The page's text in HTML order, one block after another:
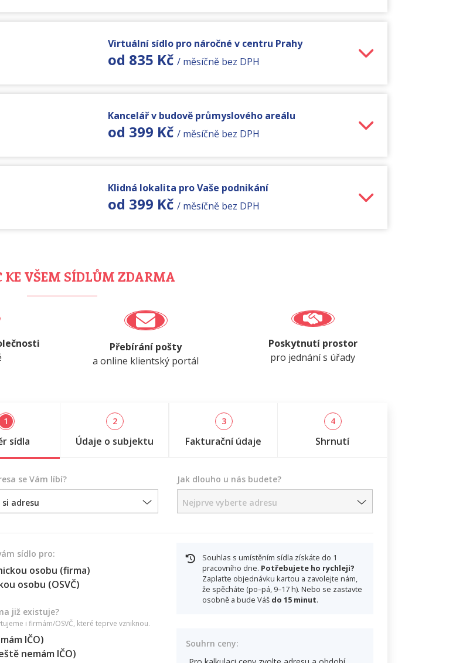
Virtuální sídlo pro náročné v centru Prahy
od 835 Kč / měsíčně bez DPH
Kancelář v budově průmyslového areálu
od 399 Kč / měsíčně bez DPH
Klidná lokalita pro Vaše podnikání
od 399 Kč / měsíčně bez DPH
KE VŠEM SÍDLŮM ZDARMA
Přebírání pošty
a online klientský portál
Poskytnutí prostor
pro jednání s úřady
1
sídla
2
Údaje o subjektu
3
Fakturační údaje
4
Shrnutí
se Vám líbí?
adresu
Jak dlouho u nás budete?
Nejprve vyberte adresu
sídlo pro:
osobu (firma)
osobu (OSVČ)
již existuje?
i firmám/OSVČ, které teprve vzniknou.
IČO)
nemám IČO)
Souhlas s umístěním sídla získáte do 1
pracovního dne. Potřebujete ho rychleji?
Zaplaťte objednávku kartou a zavolejte nám,
že spěcháte (po–pá, 9–17 h). Nebo se zastavte
osobně a bude Váš do 15 minut.
Souhrn ceny: